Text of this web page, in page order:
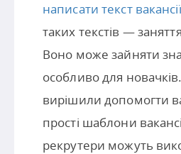
написати текст вакансії
таких текстів —
Воно може зайняти
особливо для
вирішили допомогти
прості шаблони
рекрутери можуть